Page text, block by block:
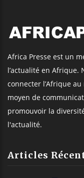
Africa Presse est un
l’actualité en
connecter l’Afrique
moyen de
promouvoir la
l'actualité.
Articles